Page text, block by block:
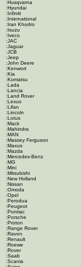
:Husqvarna
:Hyundai
:Infiniti
:International
:Iran Khodro
:Isuzu
:Iveco
:JAC
:Jaguar
:JCB
:Jeep
:John Deere
:Kenwort
:Kia
:Komatsu
:Lada
:Lancia
:Land Rover
:Lexus
:Lifan
:Lincoln
:Lotus
:Mack
:Mahindra
:MAN
:Massey Ferguson
:Maxus
:Mazda
:Mercedes-Benz
:MG
:Mini
:Mitsubishi
:New Holland
:Nissan
:Omoda
:Opel
:Perodua
:Peugeot
:Pontiac
:Porsche
:Proton
:Range Rover
:Ravon
:Renault
:Roewe
:Rover
:Saab
:Scania